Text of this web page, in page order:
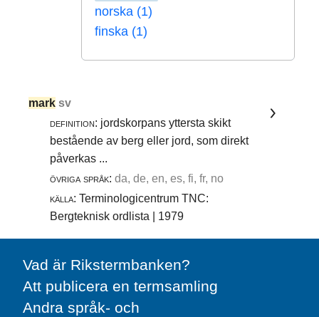
norska (1)
finska (1)
mark sv
definition: jordskorpans yttersta skikt
bestående av berg eller jord, som direkt
påverkas ...
övriga språk: da, de, en, es, fi, fr, no
källa: Terminologicentrum TNC:
Bergteknisk ordlista | 1979
Vad är Rikstermbanken?
Att publicera en termsamling
Andra språk- och